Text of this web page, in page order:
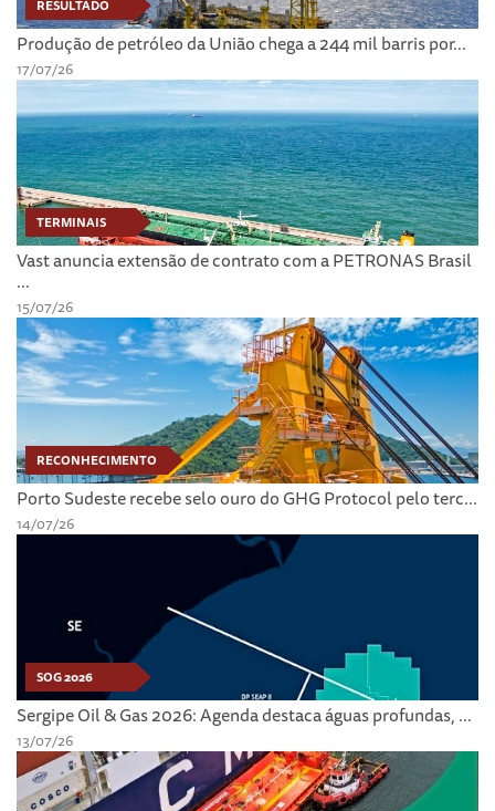
RESULTADO
Produção de petróleo da União chega a 244 mil barris por...
17/07/26
TERMINAIS
Vast anuncia extensão de contrato com a PETRONAS Brasil
...
15/07/26
RECONHECIMENTO
Porto Sudeste recebe selo ouro do GHG Protocol pelo terc...
14/07/26
SOG 2026
Sergipe Oil & Gas 2026: Agenda destaca águas profundas, ...
13/07/26